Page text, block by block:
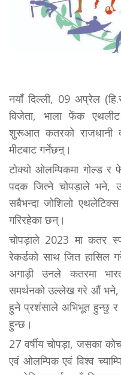
नयाँ दिल्ली, 09 अप्रेल
विजेता, भाला फेंक
शुरूआत कतरको राजधानी
मीटबाट गर्नेछऩ्।
टोक्यो ओलम्पिकमा गोल्ड र
पदक जित्ने चोपड़ाले भने,
सबैभन्दा जोशिलो एथलेटिक्स
गरिरहेका छन्।
चोपड़ाले 2023 मा कतर
रेकर्डको साथ जित हासिल
अगाड़ी उनले कतरमा
समर्थनको उल्लेख गरे औं भने,
हुने प्रशंसाले अभिभूत हुन्छु र
हुन्छ।
27 वर्षीय चोपड़ा, जसका
एवं ओलम्पिक एवं विश्व